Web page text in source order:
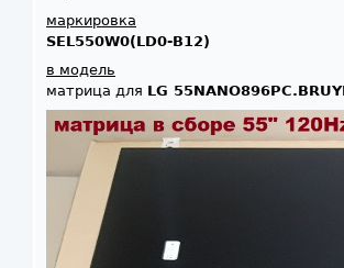
маркировка
SEL550W0(LD0-B12)
в модель
матрица для LG